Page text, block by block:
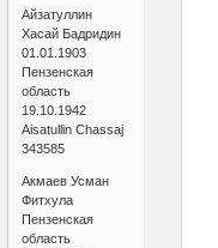
Айзатуллин
Хасай Бадридин
01.01.1903
Пензенская
область
19.10.1942
Aisatullin Chassaj
343585
Акмаев Усман
Фитхула
Пензенская
область